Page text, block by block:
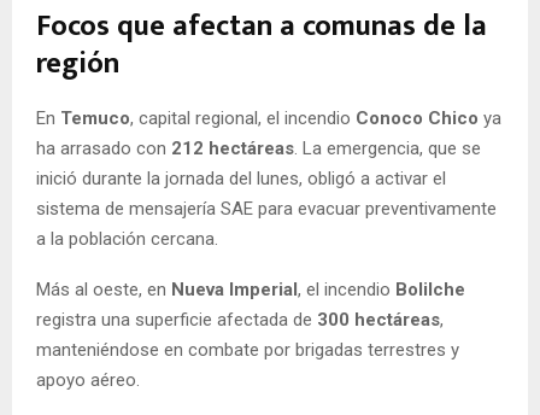
Focos que afectan a comunas de la
región
En Temuco, capital regional, el incendio Conoco Chico ya
ha arrasado con 212 hectáreas. La emergencia, que se
inició durante la jornada del lunes, obligó a activar el
sistema de mensajería SAE para evacuar preventivamente
a la población cercana.
Más al oeste, en Nueva Imperial , el incendio Bolilche
registra una superficie afectada de 300 hectáreas,
manteniéndose en combate por brigadas terrestres y
apoyo aéreo.